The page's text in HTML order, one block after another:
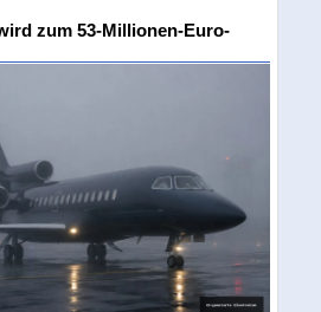
zum 53-Millionen-Euro-